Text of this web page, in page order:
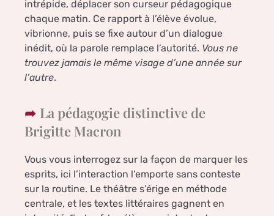
intrépide, déplacer son curseur pédagogique
chaque matin. Ce rapport à l’élève évolue,
vibrionne, puis se fixe autour d’un dialogue
inédit, où la parole remplace l’autorité. Vous ne
trouvez jamais le même visage d’une année sur
l’autre.
La pédagogie distinctive de
Brigitte Macron
Vous vous interrogez sur la façon de marquer les
esprits, ici l’interaction l’emporte sans conteste
sur la routine. Le théâtre s’érige en méthode
centrale, et les textes littéraires gagnent en